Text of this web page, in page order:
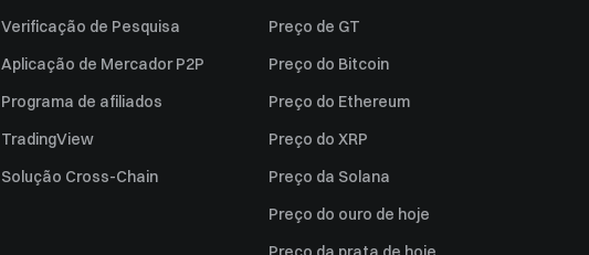
Verificação de Pesquisa
Aplicação de Mercador P2P
Programa de afiliados
TradingView
Solução Cross-Chain
Preço de GT
Preço do Bitcoin
Preço do Ethereum
Preço do XRP
Preço da Solana
Preço do ouro de hoje